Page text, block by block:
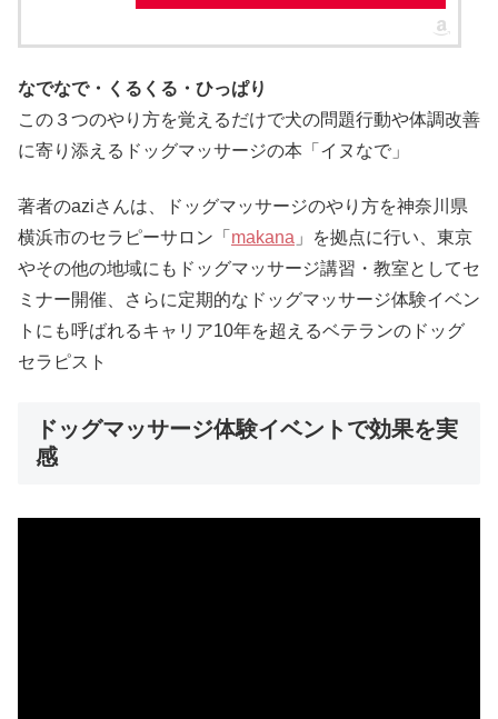
なでなで・くるくる・ひっぱり
この３つのやり方を覚えるだけで犬の問題行動や体調改善
に寄り添えるドッグマッサージの本「イヌなで」
著者のaziさんは、ドッグマッサージのやり方を神奈川県
横浜市のセラピーサロン「 makana 」を拠点に行い、東京
やその他の地域にもドッグマッサージ講習・教室としてセ
ミナー開催、さらに定期的なドッグマッサージ体験イベン
トにも呼ばれるキャリア10年を超えるベテランのドッグ
セラピスト
ドッグマッサージ体験イベントで効果を実
感